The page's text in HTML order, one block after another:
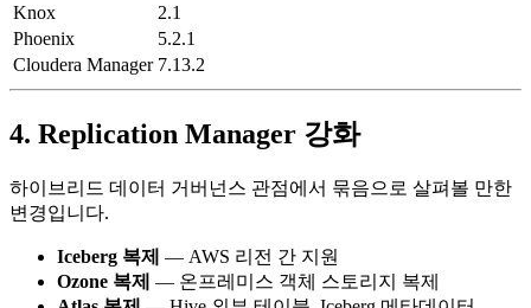
Knox
2.1
Phoenix
5.2.1
Cloudera Manager 7.13.2
4. Replication Manager 강화
하이브리드 데이터 거버넌스 관점에서 묶음으로 살펴볼 만한
변경입니다.
Iceberg 복제 — AWS 리전 간 지원
Ozone 복제 — 온프레미스 객체 스토리지 복제